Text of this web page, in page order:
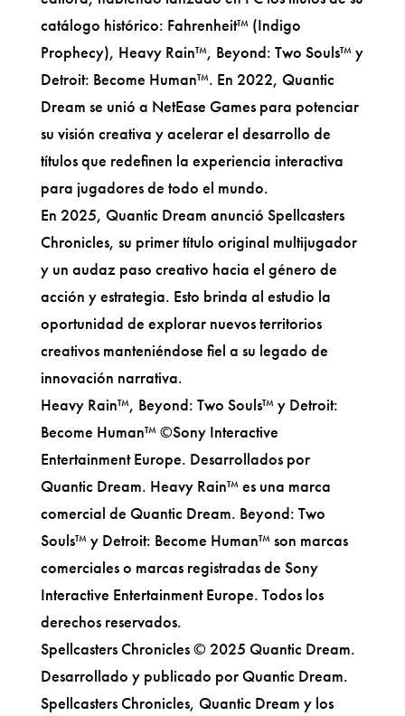
catálogo histórico: Fahrenheit™ (Indigo
Prophecy), Heavy Rain™, Beyond: Two Souls™ y
Detroit: Become Human™. En 2022, Quantic
Dream se unió a NetEase Games para potenciar
su visión creativa y acelerar el desarrollo de
títulos que redefinen la experiencia interactiva
para jugadores de todo el mundo.
En 2025, Quantic Dream anunció Spellcasters
Chronicles, su primer título original multijugador
y un audaz paso creativo hacia el género de
acción y estrategia. Esto brinda al estudio la
oportunidad de explorar nuevos territorios
creativos manteniéndose fiel a su legado de
innovación narrativa.
Heavy Rain™, Beyond: Two Souls™ y Detroit:
Become Human™ ©Sony Interactive
Entertainment Europe. Desarrollados por
Quantic Dream. Heavy Rain™ es una marca
comercial de Quantic Dream. Beyond: Two
Souls™ y Detroit: Become Human™ son marcas
comerciales o marcas registradas de Sony
Interactive Entertainment Europe. Todos los
derechos reservados.
Spellcasters Chronicles © 2025 Quantic Dream.
Desarrollado y publicado por Quantic Dream.
Spellcasters Chronicles, Quantic Dream y los